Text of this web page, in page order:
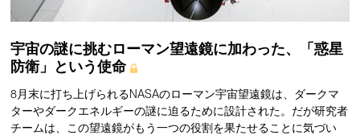
宇宙の謎に挑むローマン望遠鏡に加わった、「惑星
防衛」という使命
8月末に打ち上げられるNASAのローマン宇宙望遠鏡は、ダークマ
ターやダークエネルギーの謎に迫るために設計された。だが研究者
チームは、この望遠鏡がもう一つの役割を果たせることに気づい